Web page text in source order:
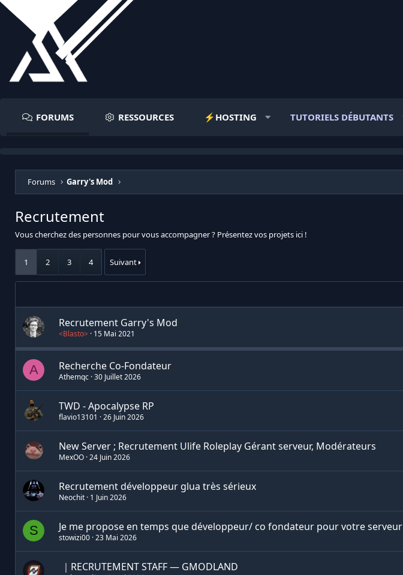
FORUMS RESSOURCES ⚡️HOSTING TUTORIELS DÉBUTANTS
Forums Garry's Mod
Recrutement
Vous cherchez des personnes pour vous accompagner ? Présentez vos projets ici !
1 2 3 4 Suivant
Recrutement Garry's Mod
<Blasto> 15 Mai 2021
A Recherche Co-Fondateur
Athemqc 30 Juillet 2026
TWD - Apocalypse RP
flavio13101 26 Juin 2026
New Server ; Recrutement Ulife Roleplay Gérant serveur, Modérateurs
MexOO 24 Juin 2026
Recrutement développeur glua très sérieux
Neochit 1 Juin 2026
S Je me propose en temps que développeur/ co fondateur pour votre serveur
stowizi00 23 Mai 2026
️ ｜RECRUTEMENT STAFF — GMODLAND